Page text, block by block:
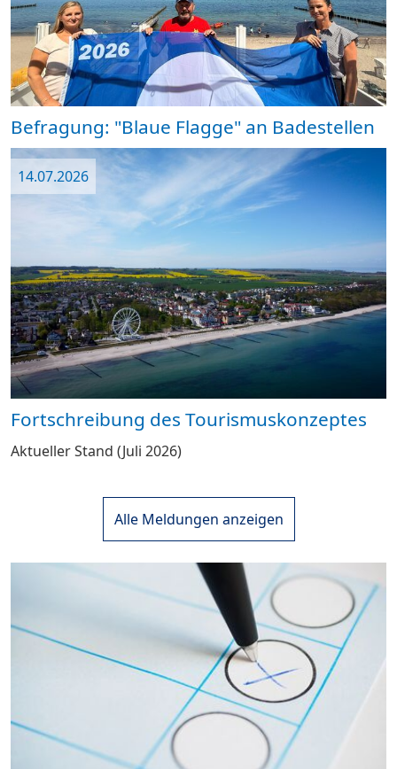
Befragung: "Blaue Flagge" an Badestellen
Fortschreibung des Tourismuskonzeptes
Aktueller Stand (Juli 2026)
14.07.2026
Alle Meldungen anzeigen